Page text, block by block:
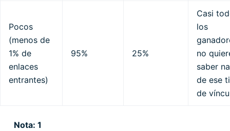
Pocos
(menos de
1% de
enlaces
entrantes)
95% 25%
Casi
los
no
saber
de ese
de
Nota: 1